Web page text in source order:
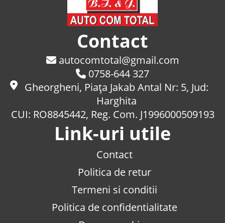
Contact
autocomtotal@gmail.com
0758-644 327
Gheorgheni, Piaţa Jakab Antal Nr: 5, Jud:
Harghita
CUI: RO8845442, Reg. Com. J1996000509193
Link-uri utile
Contact
Politica de retur
Termeni si conditii
Politica de confidentialitate